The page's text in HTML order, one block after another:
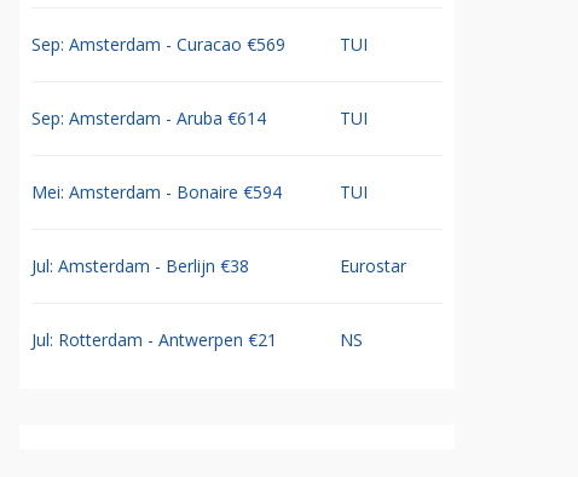
Sep: Amsterdam - Curacao €569 TUI
Sep: Amsterdam - Aruba €614 TUI
Mei: Amsterdam - Bonaire €594 TUI
Jul: Amsterdam - Berlijn €38 Eurostar
Jul: Rotterdam - Antwerpen €21 NS